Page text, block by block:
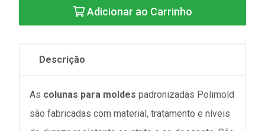
Adicionar ao Carrinho
Descrição
As colunas para moldes padronizadas Polimold
são fabricadas com material, tratamento e níveis